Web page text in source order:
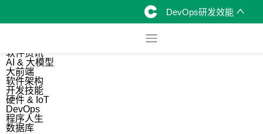
DevOps研发效能
软件资讯
AI & 大模型
大前端
软件架构
开发技能
硬件 & IoT
DevOps
程序人生
数据库